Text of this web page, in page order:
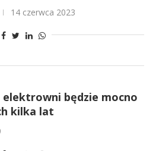
14 czerwca 2023
będzie mocno
kilka lat